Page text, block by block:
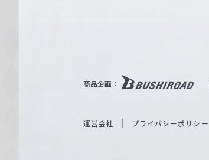
W
i
商品企画：
運営会社 プライバシーポリシー